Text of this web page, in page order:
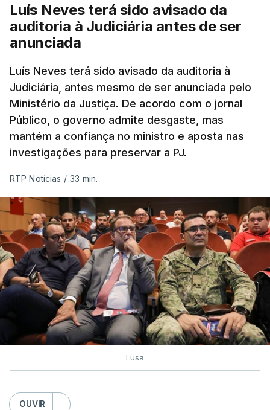
Luís Neves terá sido avisado da
auditoria à Judiciária antes de ser
anunciada
Luís Neves terá sido avisado da auditoria à
Judiciária, antes mesmo de ser anunciada pelo
Ministério da Justiça. De acordo com o jornal
Público, o governo admite desgaste, mas
mantém a confiança no ministro e aposta nas
investigações para preservar a PJ.
RTP Notícias / 33 min.
Lusa
OUVIR